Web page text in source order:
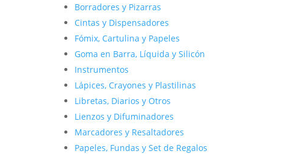
Borradores y Pizarras
Cintas y Dispensadores
Fómix, Cartulina y Papeles
Goma en Barra, Líquida y Silicón
Instrumentos
Lápices, Crayones y Plastilinas
Libretas, Diarios y Otros
Lienzos y Difuminadores
Marcadores y Resaltadores
Papeles, Fundas y Set de Regalos